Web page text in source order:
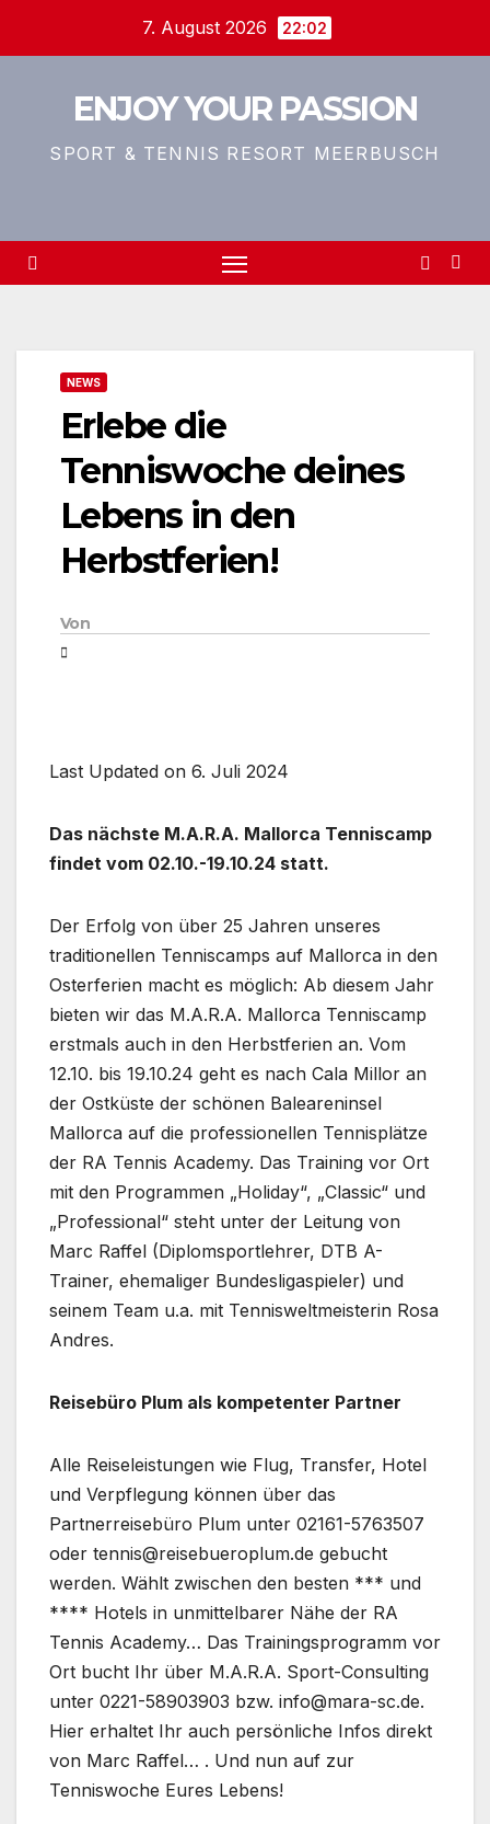
7. August 2026 22:02
ENJOY YOUR PASSION
SPORT & TENNIS RESORT MEERBUSCH
NEWS
Erlebe die
Tenniswoche deines
Lebens in den
Herbstferien!
Von
Last Updated on 6. Juli 2024
Das nächste M.A.R.A. Mallorca Tenniscamp
findet vom 02.10.-19.10.24 statt.
Der Erfolg von über 25 Jahren unseres
traditionellen Tenniscamps auf Mallorca in den
Osterferien macht es möglich: Ab diesem Jahr
bieten wir das M.A.R.A. Mallorca Tenniscamp
erstmals auch in den Herbstferien an. Vom
12.10. bis 19.10.24 geht es nach Cala Millor an
der Ostküste der schönen Baleareninsel
Mallorca auf die professionellen Tennisplätze
der RA Tennis Academy. Das Training vor Ort
mit den Programmen „Holiday“, „Classic“ und
„Professional“ steht unter der Leitung von
Marc Raffel (Diplomsportlehrer, DTB A-
Trainer, ehemaliger Bundesligaspieler) und
seinem Team u.a. mit Tennisweltmeisterin Rosa
Andres.
Reisebüro Plum als kompetenter Partner
Alle Reiseleistungen wie Flug, Transfer, Hotel
und Verpflegung können über das
Partnerreisebüro Plum unter 02161-5763507
oder tennis@reisebueroplum.de gebucht
werden. Wählt zwischen den besten *** und
**** Hotels in unmittelbarer Nähe der RA
Tennis Academy… Das Trainingsprogramm vor
Ort bucht Ihr über M.A.R.A. Sport-Consulting
unter 0221-58903903 bzw. info@mara-sc.de.
Hier erhaltet Ihr auch persönliche Infos direkt
von Marc Raffel… . Und nun auf zur
Tenniswoche Eures Lebens!